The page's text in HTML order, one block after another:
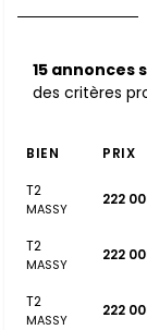
15 annonces
des critères
BIEN PRIX
T2
MASSY
222
T2
MASSY
222
T2
MASSY
222